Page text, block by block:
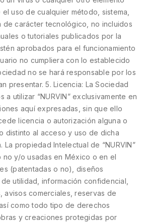
uso de cualquier método, sistema,
de carácter tecnológico, no incluidos
o tutoriales publicados por la
aprobados para el funcionamiento
no cumpliera con lo establecido
no se hará responsable por los
presentar. 5. Licencia: La Sociedad
a utilizar “NURVIN” exclusivamente en
aquí expresadas, sin que ello
licencia o autorización alguna o
distinto al acceso y uso de dicha
La propiedad Intelectual de “NURVIN”
no y/o usadas en México o en el
(patentadas o no), diseños
utilidad, información confidencial,
avisos comerciales, reservas de
como todo tipo de derechos
y creaciones protegidas por